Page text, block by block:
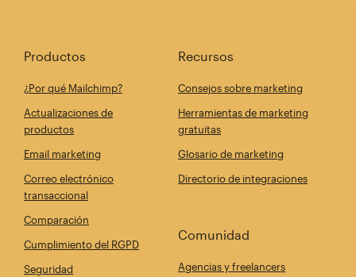
Productos
¿Por qué Mailchimp?
Actualizaciones de
productos
Email marketing
Correo electrónico
transaccional
Comparación
Cumplimiento del RGPD
Seguridad
Recursos
Consejos sobre marketing
Herramientas de marketing
gratuitas
Glosario de marketing
Directorio de integraciones
Comunidad
Agencias y freelancers